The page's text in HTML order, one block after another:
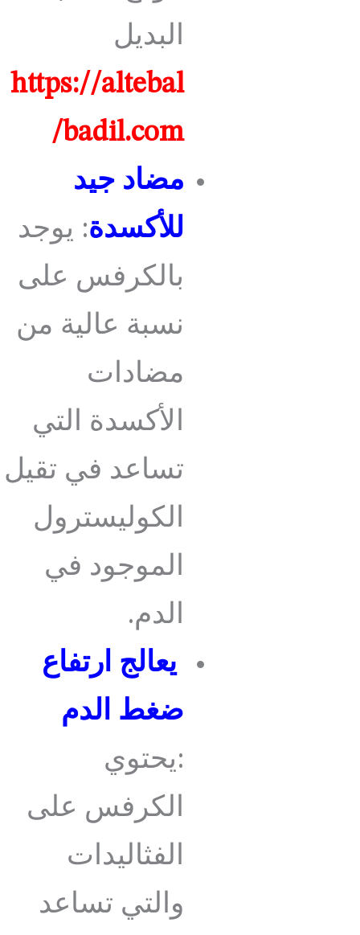
البديل
https://altebal
badil.com/
مضاد جيد
للأكسدة: يوجد
بالكرفس على
نسبة عالية من
مضادات
الأكسدة التي
تساعد في تقيل
الكوليسترول
الموجود في
الدم.
يعالج ارتفاع
ضغط الدم
:يحتوي
الكرفس على
الفثاليدات
والتي تساعد